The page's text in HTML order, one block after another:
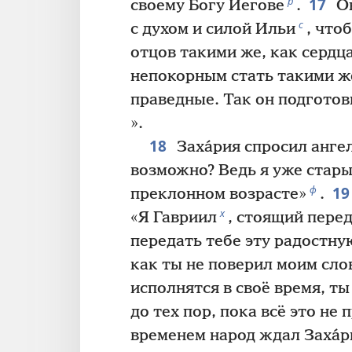
своему Богу Иегове . 17
с духом и силой Ильи с ,
отцов такими же, как
непокорным стать такими
праведные. Так он
».
18 Заха́рия спросил
возможно? Ведь я уже
преклонном возрасте» ф . 19
«Я Гавриил х , стоящий
передать тебе эту
как ты не поверил моим
исполнятся в своё время,
до тех пор, пока всё это не
временем народ ждал